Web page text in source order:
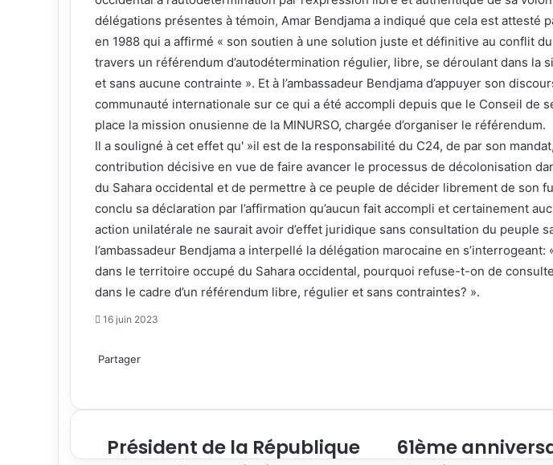
délégations présentes à témoin, Amar Bendjama a indiqué que cela est attesté
en 1988 qui a affirmé « son soutien à une solution juste et définitive au conflit
travers un référendum d’autodétermination régulier, libre, se déroulant dans la
et sans aucune contrainte ». Et à l’ambassadeur Bendjama d’appuyer son
communauté internationale sur ce qui a été accompli depuis que le Conseil de
place la mission onusienne de la MINURSO, chargée d’organiser le référendum.
Il a souligné à cet effet qu' »il est de la responsabilité du C24, de par son
contribution décisive en vue de faire avancer le processus de décolonisation
du Sahara occidental et de permettre à ce peuple de décider librement de son
conclu sa déclaration par l’affirmation qu’aucun fait accompli et certainement
action unilatérale ne saurait avoir d’effet juridique sans consultation du peuple
l’ambassadeur Bendjama a interpellé la délégation marocaine en s’interrogeant:
dans le territoire occupé du Sahara occidental, pourquoi refuse-t-on de
dans le cadre d’un référendum libre, régulier et sans contraintes? ».
16 juin 2023
Partager
email
Président de la République
61ème